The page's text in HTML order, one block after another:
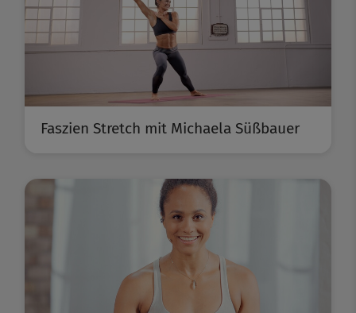
Faszien Stretch mit Michaela Süßbauer